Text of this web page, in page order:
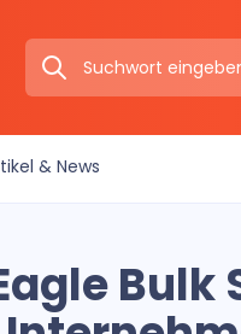
& News